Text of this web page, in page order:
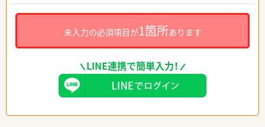
未入力の必須項目が1箇所あります
LINE連携で簡単入力！